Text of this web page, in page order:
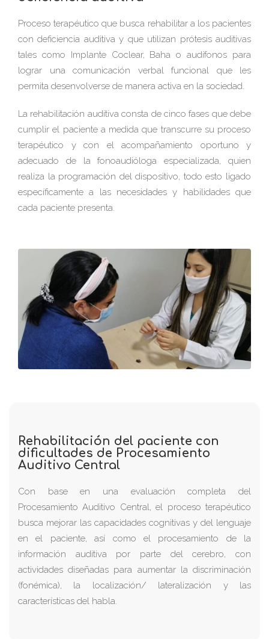
Proceso terapéutico que busca rehabilitar a los pacientes
con deficiencia auditiva y que utilizan prótesis auditivas
tales como Implante Coclear, Baha o audífonos para
lograr una comunicación verbal funcional que les
permita desenvolverse de manera activa en la sociedad.
La rehabilitación auditiva consta de cinco fases que debe
cumplir el paciente a medida que transcurre su proceso
terapéutico y con el acompañamiento oportuno y
adecuado de la fonoaudióloga especializada, quien
realiza la programación del dispositivo, todo esto ligado
específicamente a las necesidades y habilidades que
cada paciente presenta.
Rehabilitación del paciente con
dificultades de Procesamiento
Auditivo Central
Con base en una evaluación completa del
Procesamiento Auditivo Central, el proceso terapéutico
busca mejorar las capacidades cognitivas y del lenguaje
en el paciente, así como el procesamiento de la
información auditiva por parte del cerebro, con
actividades diseñadas para aumentar la discriminación
(fonémica), la localización/ lateralización y las
características del habla.